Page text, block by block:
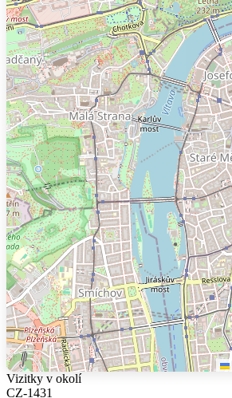
Vizitky v okolí
CZ-1431